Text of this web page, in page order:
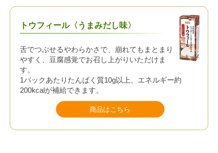
トウフィール〈うまみだし味〉
舌でつぶせるやわらかさで、崩れてもまとまり
やすく、豆腐感覚でお召し上がりいただけま
す。
1パックあたりたんぱく質10g以上、エネルギー約
200kcalが補給できます。
商品はこちら